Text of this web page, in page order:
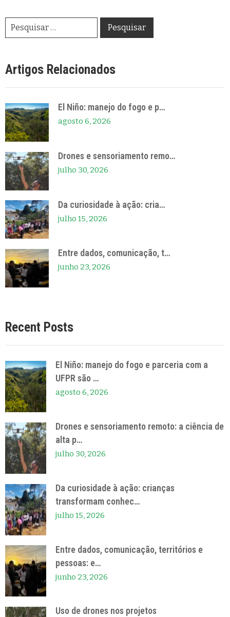
Artigos Relacionados
El Niño: manejo do fogo e p…
agosto 6, 2026
Drones e sensoriamento remo…
julho 30, 2026
Da curiosidade à ação: cria…
julho 15, 2026
Entre dados, comunicação, t…
junho 23, 2026
Recent Posts
El Niño: manejo do fogo e parceria com a
UFPR são …
agosto 6, 2026
Drones e sensoriamento remoto: a ciência de
alta p…
julho 30, 2026
Da curiosidade à ação: crianças
transformam conhec…
julho 15, 2026
Entre dados, comunicação, territórios e
pessoas: e…
junho 23, 2026
Uso de drones nos projetos